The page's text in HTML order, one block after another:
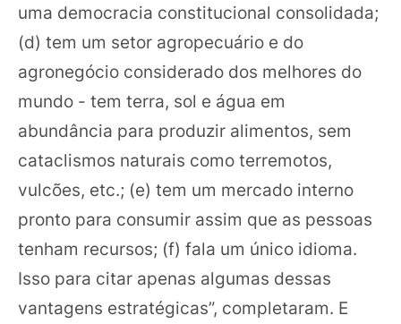
uma democracia constitucional consolidada;
(d) tem um setor agropecuário e do
agronegócio considerado dos melhores do
mundo - tem terra, sol e água em
abundância para produzir alimentos, sem
cataclismos naturais como terremotos,
vulcões, etc.; (e) tem um mercado interno
pronto para consumir assim que as pessoas
tenham recursos; (f) fala um único idioma.
Isso para citar apenas algumas dessas
vantagens estratégicas”, completaram. E